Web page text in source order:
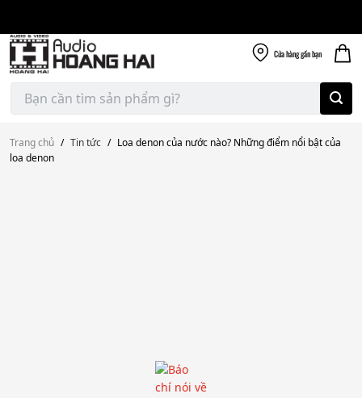
content
Cửa hànggần bạn
Tìm
kiếm:
Trang chủ / Tin tức / Loa denon của nước nào? Những điểm nổi bật của
loa denon